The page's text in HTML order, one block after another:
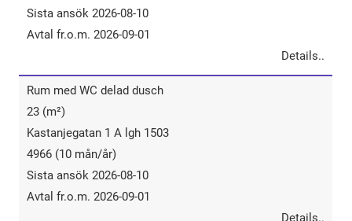
Sista ansök 2026-08-10
Avtal fr.o.m. 2026-09-01
Details..
Rum​ ​med​ ​WC​ ​delad ​dusch
23 (m²)
Kastanjegatan 1 A lgh 1503
4966 (10 mån/år)
Sista ansök 2026-08-10
Avtal fr.o.m. 2026-09-01
Details..